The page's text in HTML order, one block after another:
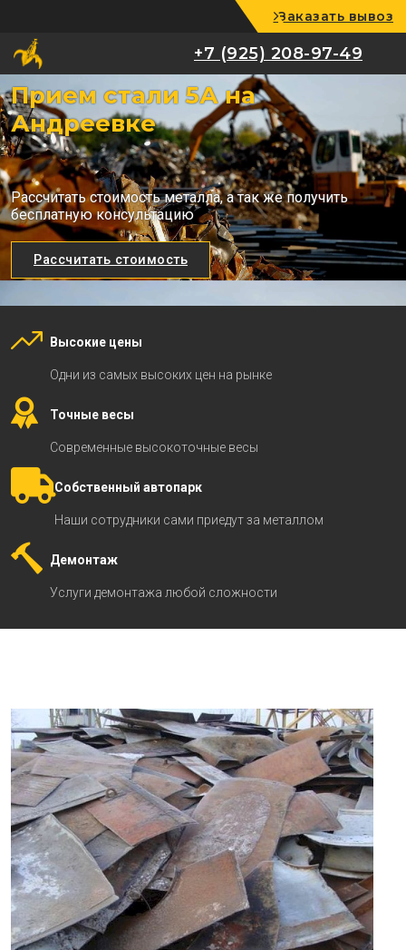
+7 (925) 208-97-49
Заказать вывоз
+7 (925) 208-97-49
Прием стали 5А на
Андреевке
Рассчитать стоимость металла, а так же получить
бесплатную консультацию
Рассчитать стоимость
Высокие цены
Одни из самых высоких цен на рынке
Точные весы
Современные высокоточные весы
Собственный автопарк
Наши сотрудники сами приедут за металлом
Демонтаж
Услуги демонтажа любой сложности